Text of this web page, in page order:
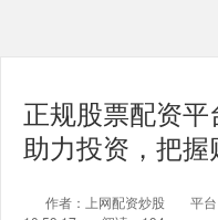
正规股票配资平
助力投资，把握
作者：上网配资炒股 平